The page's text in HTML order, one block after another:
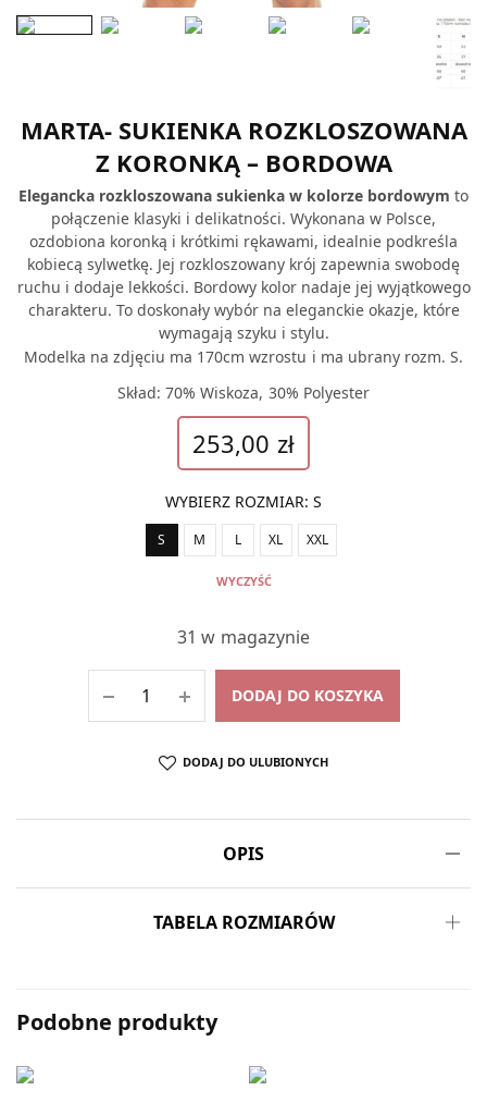
MARTA- SUKIENKA ROZKLOSZOWANA
Z KORONKĄ – BORDOWA
Elegancka rozkloszowana sukienka w kolorze bordowym to
połączenie klasyki i delikatności. Wykonana w Polsce,
ozdobiona koronką i krótkimi rękawami, idealnie podkreśla
kobiecą sylwetkę. Jej rozkloszowany krój zapewnia swobodę
ruchu i dodaje lekkości. Bordowy kolor nadaje jej wyjątkowego
charakteru. To doskonały wybór na eleganckie okazje, które
wymagają szyku i stylu.
Modelka na zdjęciu ma 170cm wzrostu i ma ubrany rozm. S.
Skład: 70% Wiskoza, 30% Polyester
253,00 zł
WYBIERZ ROZMIAR: S
S M L XL XXL
WYCZYŚĆ
31 w magazynie
DODAJ DO KOSZYKA
DODAJ DO ULUBIONYCH
OPIS
TABELA ROZMIARÓW
Podobne produkty